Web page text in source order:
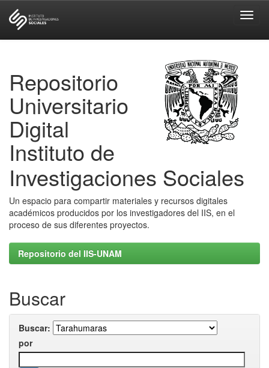
Repositorio
Universitario
Digital
Instituto de
Investigaciones Sociales
Un espacio para compartir materiales y recursos digitales
académicos producidos por los investigadores del IIS, en el
proceso de sus diferentes proyectos.
Repositorio del IIS-UNAM
Buscar
Buscar:
por